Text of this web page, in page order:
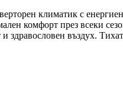
климатик с
комфорт през всеки
здравословен въздух.